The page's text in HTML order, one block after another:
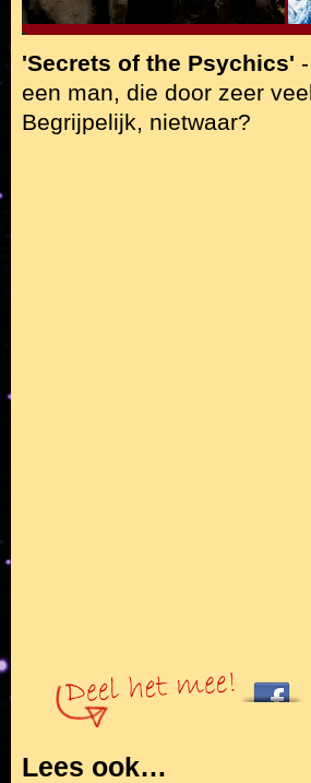
'Secrets of the Psychics'
een man, die door zeer
Begrijpelijk, nietwaar?
Lees ook…